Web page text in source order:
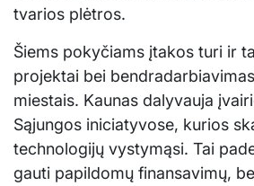
tvarios plėtros.
Šiems pokyčiams įtakos turi ir
projektai bei
miestais. Kaunas dalyvauja
Sąjungos iniciatyvose, kurios
technologijų vystymąsi. Tai
gauti papildomų finansavimų,